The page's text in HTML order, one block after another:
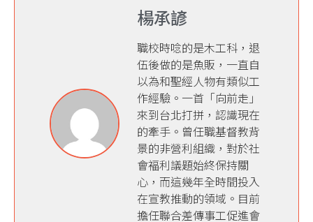
楊承諺
職校時唸的是木工科，退
伍後做的是魚販，一直自
以為和聖經人物有類似工
作經驗。一首「向前走」
來到台北打拼，認識現在
的牽手。曾任職基督教背
景的非營利組織，對於社
會褔利議題始終保持關
心，而這幾年全時間投入
在宣教推動的領域。目前
擔任聯合差傳事工促進會